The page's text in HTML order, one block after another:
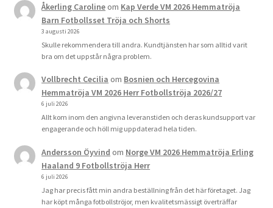
Åkerling Carolineom Kap Verde VM 2026 Hemmatröja
Barn Fotbollsset Tröja och Shorts
3 augusti 2026
Skulle rekommendera till andra. Kundtjänsten har som alltid varit
bra om det uppstår några problem.
Vollbrecht Cecilia om Bosnien och Hercegovina
Hemmatröja VM 2026 Herr Fotbollströja 2026/27
6 juli 2026
Allt kom inom den angivna leveranstiden och deras kundsupport var
engagerande och höll mig uppdaterad hela tiden.
Andersson Öyvind om Norge VM 2026 Hemmatröja Erling
Haaland 9 Fotbollströja Herr
6 juli 2026
Jag har precis fått min andra beställning från det här företaget. Jag
har köpt många fotbollströjor, men kvalitetsmässigt överträffar